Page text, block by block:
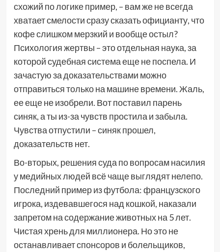
схожий по логике пример, – вам же не всегда
хватает смелости сразу сказать официанту, что
кофе слишком мерзкий и вообще остыл?
Психология жертвы – это отдельная наука, за
которой судебная система еще не поспела. И
зачастую за доказательствами можно
отправиться только на машине времени. Жаль,
ее еще не изобрели. Вот поставил парень
синяк, а ты из-за чувств простила и забыла.
Чувства отпустили – синяк прошел,
доказательств нет.
Во-вторых, решения суда по вопросам насилия
у медийных людей всё чаще выглядят нелепо.
Последний пример из футбола: французского
игрока, издевавшегося над кошкой, наказали
запретом на содержание животных на 5 лет.
Чистая хрень для миллионера. Но это не
останавливает спонсоров и болельщиков,